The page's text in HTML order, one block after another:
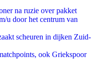
na ruzie over pakket
u door het centrum van
scheuren in dijken Zuid-
ook Griekspoor